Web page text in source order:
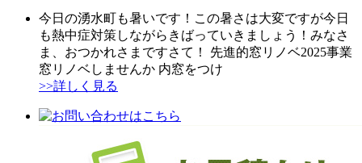
今日の湧水町も暑いです！この暑さは大変ですが今日
も熱中症対策しながらきばっていきましょう！みなさ
ま、おつかれさまですさて！ 先進的窓リノベ2025事業
窓リノベしませんか 内窓をつけ
>>詳しく見る